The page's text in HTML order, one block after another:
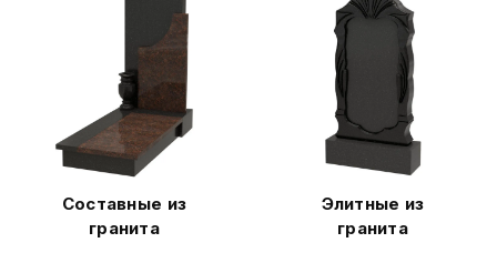
Составные из
гранита
Элитные из
гранита